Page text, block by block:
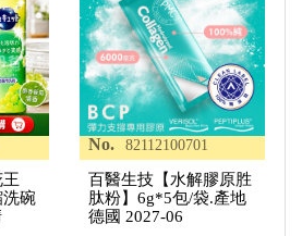
洗碗
No. 82112100701
百醫生技【水解膠原胜
肽粉】6g*5包/袋.產地
德國 2027-06